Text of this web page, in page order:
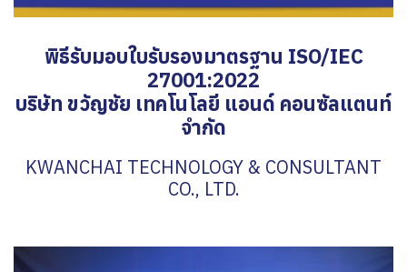
พิธีรับมอบใบรับรองมาตรฐาน ISO/IEC
27001:2022
บริษัท ขวัญชัย เทคโนโลยี แอนด์ คอนซัลแตนท์
จำกัด
KWANCHAI TECHNOLOGY & CONSULTANT
CO., LTD.